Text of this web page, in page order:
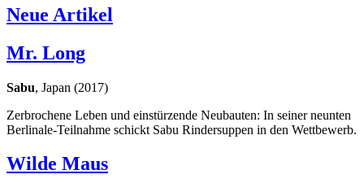
Neue Artikel
Mr. Long
Sabu, Japan (2017)
Zerbrochene Leben und einstürzende Neubauten: In seiner neunten
Berlinale-Teilnahme schickt Sabu Rindersuppen in den Wettbewerb.
Wilde Maus